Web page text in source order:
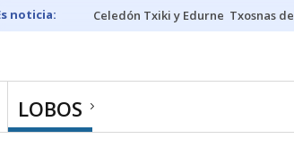
Celedón Txiki y Edurne Txosnas
LOBOS